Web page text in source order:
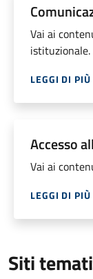
Vai ai
istituzionale.
LEGGI DI PIÙ
Accesso
Vai ai
LEGGI DI PIÙ
Siti